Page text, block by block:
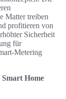
Matter treiben
profitieren von
Sicherheit
für
Smart Home